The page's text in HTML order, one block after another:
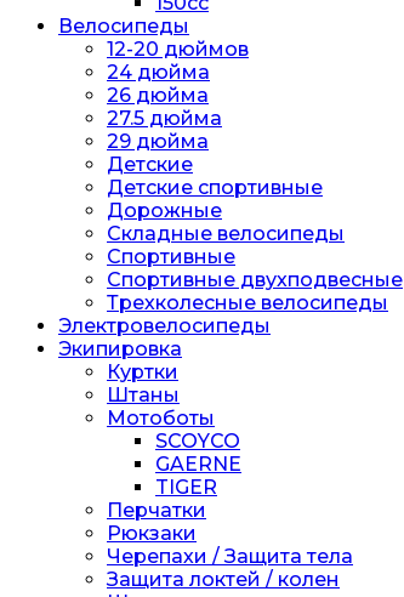
Велосипеды
12-20 дюймов
24 дюйма
26 дюйма
27.5 дюйма
29 дюйма
Детские
Детские спортивные
Дорожные
Складные велосипеды
Спортивные
Спортивные двухподвесные
Трехколесные велосипеды
Электровелосипеды
Экипировка
Куртки
Штаны
Мотоботы
SCOYCO
GAERNE
TIGER
Перчатки
Рюкзаки
Черепахи / Защита тела
Защита локтей / колен